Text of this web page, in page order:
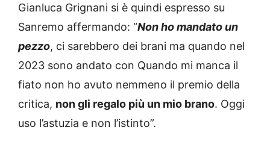
Gianluca Grignani si è quindi espresso su
Sanremo affermando: “Non ho mandato un
pezzo, ci sarebbero dei brani ma quando nel
2023 sono andato con Quando mi manca il
fiato non ho avuto nemmeno il premio della
critica, non gli regalo più un mio brano. Oggi
uso l’astuzia e non l’istinto”.